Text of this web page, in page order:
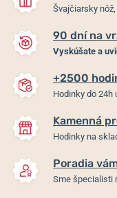
Švajčiarsky
90 dní na
Vyskúšate a
+2500
Hodinky do 24h
Kamenná
Hodinky na
Poradia
Sme špecialisti